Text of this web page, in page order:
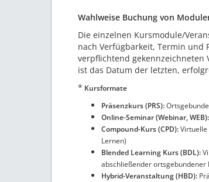
Wahlweise Buchung von
Die einzelnen Kursmodule/
nach Verfügbarkeit, Termin und
verpflichtend
ist das Datum der letzten,
* Kursformate
Präsenzkurs (PRS):
Online-Seminar (Webinar, WEB):
Compound-Kurs (CPD):Virtuelle
Lernen)
Blended Learning Kurs (BDL):
abschließender ortsgebundener
Hybrid-Veranstaltung (HBD):